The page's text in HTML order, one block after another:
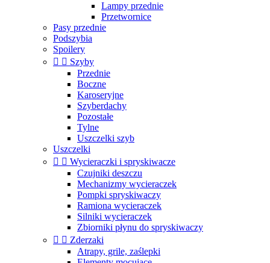
Lampy przednie
Przetwornice
Pasy przednie
Podszybia
Spoilery
  Szyby
Przednie
Boczne
Karoseryjne
Szyberdachy
Pozostałe
Tylne
Uszczelki szyb
Uszczelki
  Wycieraczki i spryskiwacze
Czujniki deszczu
Mechanizmy wycieraczek
Pompki spryskiwaczy
Ramiona wycieraczek
Silniki wycieraczek
Zbiorniki płynu do spryskiwaczy
  Zderzaki
Atrapy, grile, zaślepki